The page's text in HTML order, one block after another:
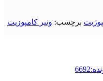
برچسب: ونیر کامپوزیت